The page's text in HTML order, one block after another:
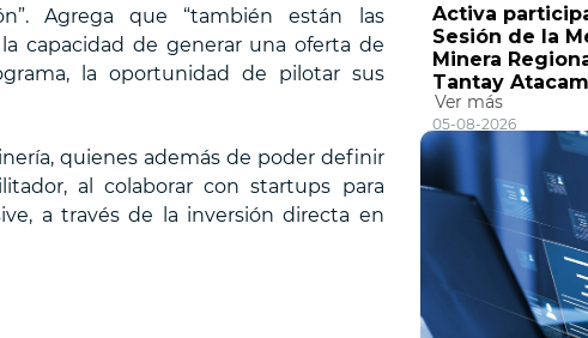
Agrega que “también están las
capacidad de generar una oferta de
la oportunidad de pilotar sus
quienes además de poder definir
al colaborar con startups para
a través de la inversión directa en
Activa
Sesión de la
Minera
Tantay
05-08-2026
Ver más